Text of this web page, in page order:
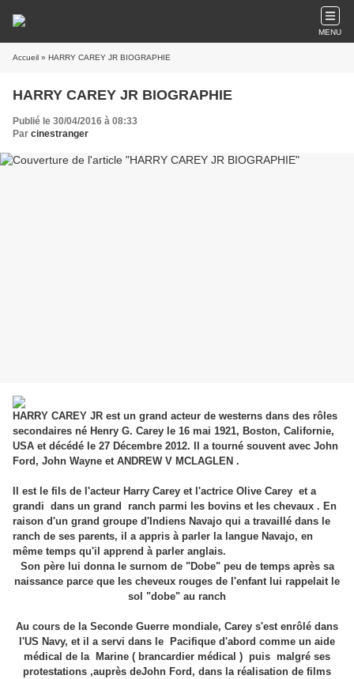
MENU
Accueil » HARRY CAREY JR BIOGRAPHIE
HARRY CAREY JR BIOGRAPHIE
Publié le 30/04/2016 à 08:33
Par cinestranger
HARRY CAREY JR est un grand acteur de westerns dans des rôles
secondaires né Henry G. Carey le 16 mai 1921, Boston, Californie,
USA et décédé le 27 Décembre 2012. Il a tourné souvent avec John
Ford, John Wayne et ANDREW V MCLAGLEN .
Il est le fils de l'acteur Harry Carey et l'actrice Olive Carey et a
grandi dans un grand ranch parmi les bovins et les chevaux . En
raison d'un grand groupe d'Indiens Navajo qui a travaillé dans le
ranch de ses parents, il a appris à parler la langue Navajo, en
même temps qu'il apprend à parler anglais.
Son père lui donna le surnom de "Dobe" peu de temps après sa
naissance parce que les cheveux rouges de l'enfant lui rappelait le
sol "dobe" au ranch
Au cours de la Seconde Guerre mondiale, Carey s'est enrôlé dans
l'US Navy, et il a servi dans le Pacifique d'abord comme un aide
médical de la Marine ( brancardier médical ) puis malgré ses
protestations ,auprès deJohn Ford, dans la réalisation de films